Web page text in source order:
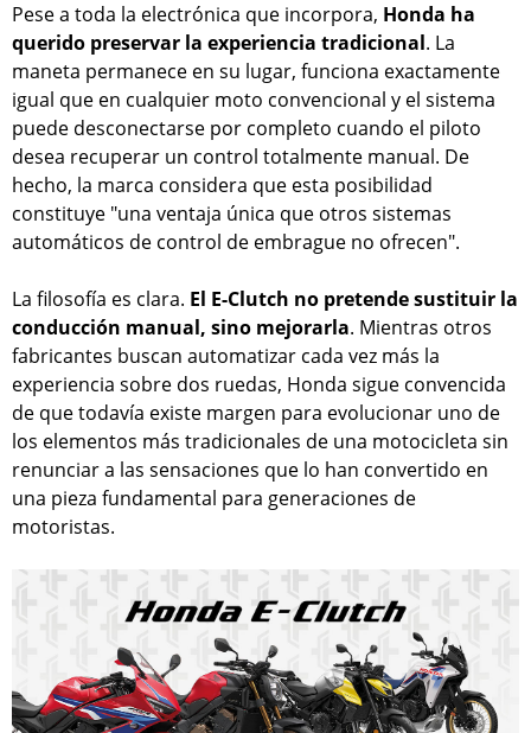
Pese a toda la electrónica que incorpora, Honda ha
querido preservar la experiencia tradicional. La
maneta permanece en su lugar, funciona exactamente
igual que en cualquier moto convencional y el sistema
puede desconectarse por completo cuando el piloto
desea recuperar un control totalmente manual. De
hecho, la marca considera que esta posibilidad
constituye "una ventaja única que otros sistemas
automáticos de control de embrague no ofrecen".
La filosofía es clara. El E-Clutch no pretende sustituir la
conducción manual, sino mejorarla. Mientras otros
fabricantes buscan automatizar cada vez más la
experiencia sobre dos ruedas, Honda sigue convencida
de que todavía existe margen para evolucionar uno de
los elementos más tradicionales de una motocicleta sin
renunciar a las sensaciones que lo han convertido en
una pieza fundamental para generaciones de
motoristas.